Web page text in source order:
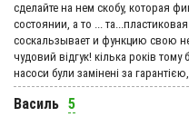
сделайте на нем скобу, которая
состоянии, а то ...
соскальзывает и функцию свою
чудовий вiдгук! кілька років
насоси були замінені за
Василь 5